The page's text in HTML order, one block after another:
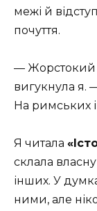
межі й
почуття.
— Жорстокий
вигукнула я.
На римських
Я читала
склала
інших. У
ними, але